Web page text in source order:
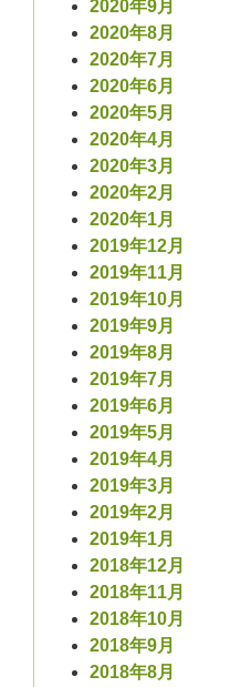
2020年9月
2020年8月
2020年7月
2020年6月
2020年5月
2020年4月
2020年3月
2020年2月
2020年1月
2019年12月
2019年11月
2019年10月
2019年9月
2019年8月
2019年7月
2019年6月
2019年5月
2019年4月
2019年3月
2019年2月
2019年1月
2018年12月
2018年11月
2018年10月
2018年9月
2018年8月